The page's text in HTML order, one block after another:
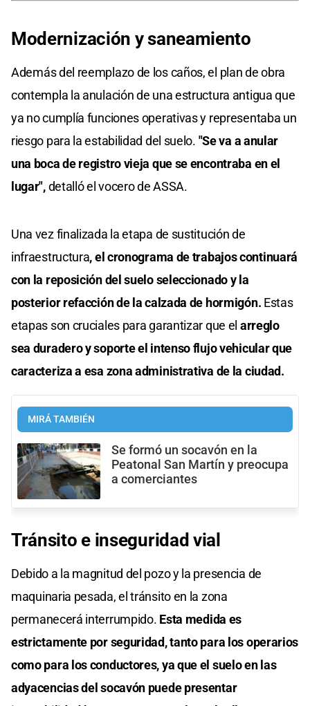
Modernización y saneamiento
Además del reemplazo de los caños, el plan de obra
contempla la anulación de una estructura antigua que
ya no cumplía funciones operativas y representaba un
riesgo para la estabilidad del suelo. "Se va a anular
una boca de registro vieja que se encontraba en el
lugar",detalló el vocero de ASSA.
Una vez finalizada la etapa de sustitución de
infraestructura, el cronograma de trabajos continuará
con la reposición del suelo seleccionado y la
posterior refacción de la calzada de hormigón. Estas
etapas son cruciales para garantizar que el arreglo
sea duradero y soporte el intenso flujo vehicular que
caracteriza a esa zona administrativa de la ciudad.
MIRÁ TAMBIÉN
Se formó un socavón en la
Peatonal San Martín y preocupa
a comerciantes
Tránsito e inseguridad vial
Debido a la magnitud del pozo y la presencia de
maquinaria pesada, el tránsito en la zona
permanecerá interrumpido. Esta medida es
estrictamente por seguridad, tanto para los operarios
como para los conductores, ya que el suelo en las
adyacencias del socavón puede presentar